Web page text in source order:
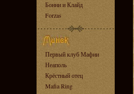
Бонни и Клайд
Forzas
Первый клуб Мафии
Неаполь
Крёстный отец
Mafia Ring